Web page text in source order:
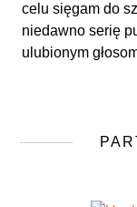
celu sięgam do
niedawno serię
ulubionym